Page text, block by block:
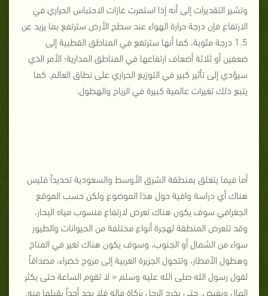
وتشير التقديرات إلى أنه إذا استمرت غازات الاحتباس الحراري في
الارتفاع فإن درجة حرارة الهواء عند سطح الأرض سترتفع بما يزيد عن
1.5 درجة مئوية، كما أنها سترتفع في المناطق القطبية إلى
ضعفين أو ثلاثة أضعاف ارتفاعها في المناطق المدارية؛ الأمر الذي
سيؤدي إلى تأثير كبير في التوزيع الحراري على نطاق العالم. كما
يتبع ذلك تغيرات عالمية كبيرة في الرياح والهطول.
أما فيما يتعلق بمنطقة الشرق الأوسط والسعودية تحديداً فليس
هناك أي دراسة وافية حول هذا الموضوع ولكن حسب الموقع
الجغرافي سوف يكون هناك تعرض لارتفاع منسوب مياه البحار،
وقد تتعرض المنطقة لهجرة أنواع مختلفة من الحيوانات والطيور
سواء من الشمال أو الجنوب، وسوف يكون هناك تغير في المناخ
وهطول الأمطار، وتتحول الجزيرة العربية إلى مروج خضراء، مصداقاً
لقول رسول الله صلى الله عليه وسلم « لا تقوم الساعة حتى يكثر
المال ويفيض. حتى يخرج الرجل بزكاة ماله فلا يجد أحداً يقبلها منه.